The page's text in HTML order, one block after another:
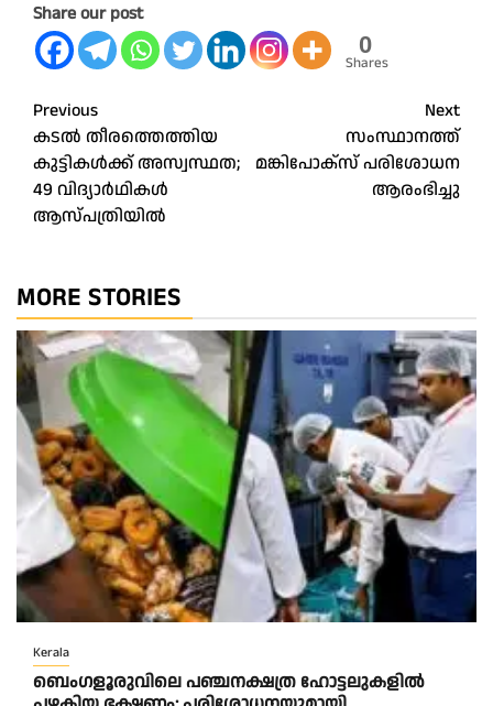
Share our post
0
Shares
Post
navigation
Previous
കടൽ തീരത്തെത്തിയ
കുട്ടികൾക്ക് അസ്വസ്ഥത;
49 വിദ്യാർഥികൾ
ആസ്പത്രിയിൽ
Next
സംസ്ഥാനത്ത്
മങ്കിപോക്‌സ് പരിശോധന
ആരംഭിച്ചു
MORE STORIES
Kerala
ബെംഗളൂരുവിലെ പഞ്ചനക്ഷത്ര ഹോട്ടലുകളിൽ